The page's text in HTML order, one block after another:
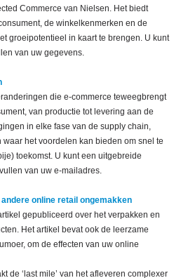
Commerce van Nielsen. Het biedt
de winkelkenmerken en de
groeipotentieel in kaart te brengen. U kunt
van uw gegevens.
die e-commerce teweegbrengt
van productie tot levering aan de
in elke fase van de supply chain,
het voordelen kan bieden om snel te
toekomst. U kunt een uitgebreide
van uw e-mailadres.
online retail ongemakken
gepubliceerd over het verpakken en
Het artikel bevat ook de leerzame
om de effecten van uw online
de ‘last mile’ van het afleveren complexer